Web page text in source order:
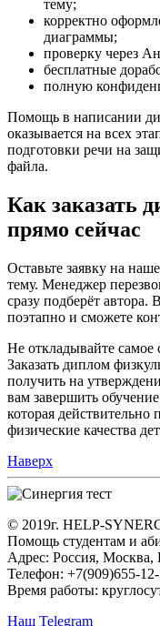
тему;
корректно
диаграммы;
проверку через
бесплатные
полную
Помощь в написании
оказывается на всех
подготовки речи на
файла.
Как заказать
прямо сейчас
Оставьте заявку на
тему. Менеджер
сразу подберёт автора.
поэтапно и сможете
Не откладывайте
Заказать диплом
получить на
вам завершить
которая действительно
физические качества
Наверх
© 2019г. HELP-
Помощь студентам и
Адрес: Россия, Москва,
Телефон: +7(909)655-
Время работы:
Наш Telegram